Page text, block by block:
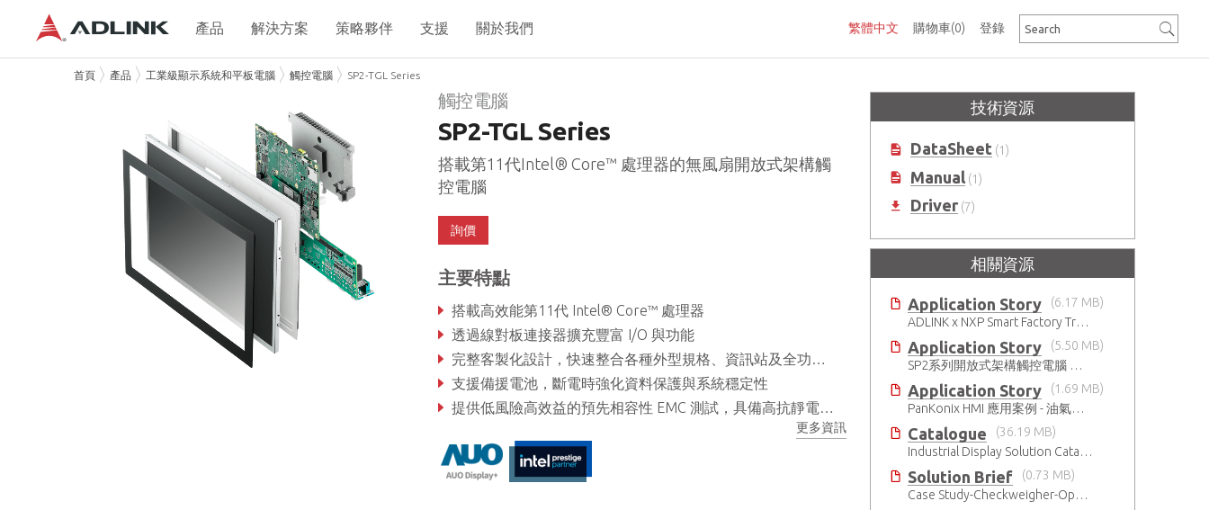
購物車(0)
繁體中文 登錄
產品 解決方案 策略夥伴 支援 關於我們
首頁 產品 工業級顯示系統和平板電腦 觸控電腦 SP2-TGL Series
觸控電腦
SP2-TGL Series
搭載第11代Intel® Core™ 處理器的無風扇開放式架構觸
控電腦
詢價
主要特點
搭載高效能第11代 Intel® Core™ 處理器
透過線對板連接器擴充豐富 I/O 與功能
完整客製化設計，快速整合各種外型規格、資訊站及全功能平板電腦應用
支援備援電池，斷電時強化資料保護與系統穩定性
提供低風險高效益的預先相容性 EMC 測試，具備高抗靜電干擾能力
支援 9–36V 寬電壓範圍設計，提升系統適用性與可靠性更多資訊
技術資源
DataSheet (1)
Manual (1)
Driver (7)
相關資源
Application Story
(6.17 MB)
ADLINK x NXP Smart Factory Transformation with AI
Application Story
(5.50 MB)
SP2系列開放式架構觸控電腦 確保製藥產業持續穩定運作
Application Story
(1.69 MB)
PanKonix HMI 應用案例 - 油氣及水處理業的數據可視化
Catalogue
(36.19 MB)
Industrial Display Solution Catalog 2026
Solution Brief
(0.73 MB)
Case Study-Checkweigher-Open Frame Panel PC-SP2